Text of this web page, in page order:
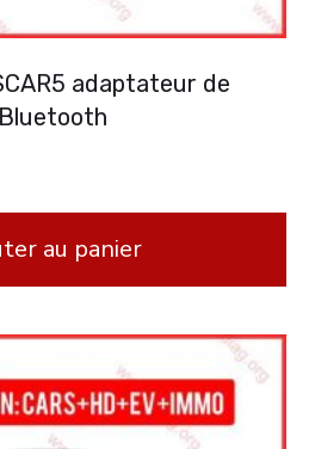
adaptateur de
au panier